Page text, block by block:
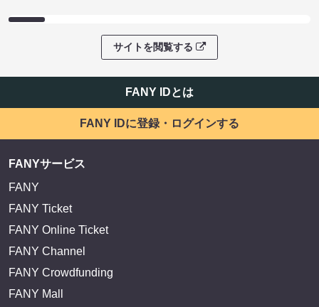
サイトを閲覧する
FANY IDとは
FANY IDに登録・ログインする
FANYサービス
FANY
FANY Ticket
FANY Online Ticket
FANY Channel
FANY Crowdfunding
FANY Mall